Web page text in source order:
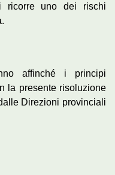
ricorre uno dei rischi
affinché i principi
la presente risoluzione
Direzioni provinciali